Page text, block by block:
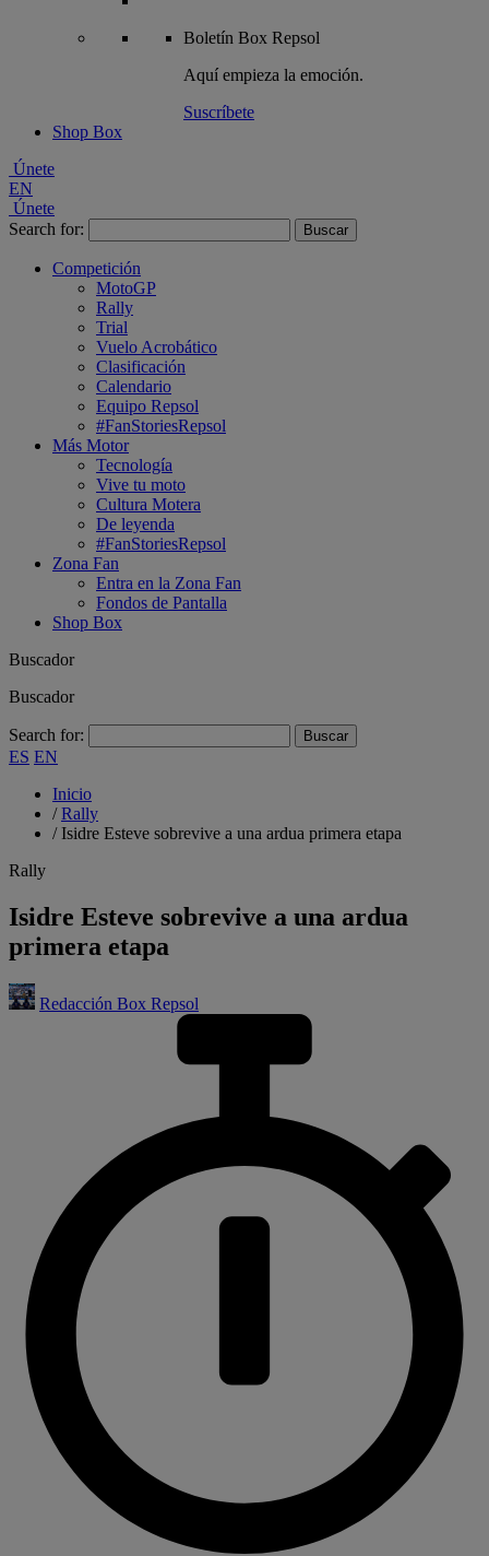
Boletín Box Repsol
Aquí empieza la emoción.
Suscríbete
Shop Box
Únete
EN
Únete
Search for:
Competición
MotoGP
Rally
Trial
Vuelo Acrobático
Clasificación
Calendario
Equipo Repsol
#FanStoriesRepsol
Más Motor
Tecnología
Vive tu moto
Cultura Motera
De leyenda
#FanStoriesRepsol
Zona Fan
Entra en la Zona Fan
Fondos de Pantalla
Shop Box
Buscador
Buscador
Search for:
ES EN
Inicio
/Rally
/Isidre Esteve sobrevive a una ardua primera etapa
Rally
Isidre Esteve sobrevive a una ardua
primera etapa
Redacción Box Repsol